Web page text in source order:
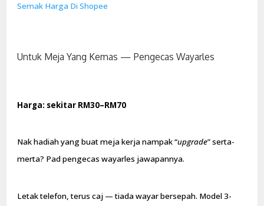
Semak Harga Di Shopee
Untuk Meja Yang Kemas — Pengecas Wayarles
Harga: sekitar RM30–RM70
Nak hadiah yang buat meja kerja nampak “upgrade” serta-
merta? Pad pengecas wayarles jawapannya.
Letak telefon, terus caj — tiada wayar bersepah. Model 3-